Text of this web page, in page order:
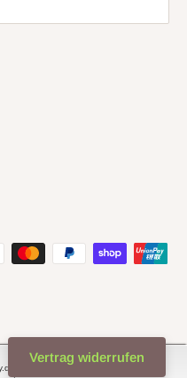
shopvote.de ⓘ
Vertrag widerrufen